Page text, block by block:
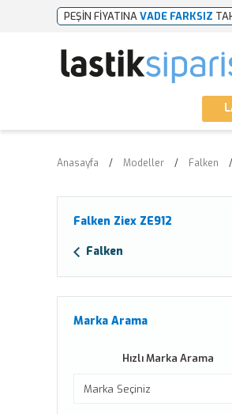
PEŞİN FİYATINAVADE FARKSIZ
Anasayfa Modeller Falken
Falken Ziex ZE912
Falken
Marka Arama
Hızlı Marka Arama